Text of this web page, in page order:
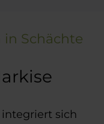
Schächte
sich